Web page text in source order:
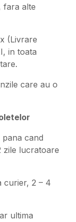
fara alte
(Livrare
in toata
care au o
cand
zile lucratoare
curier, 2 – 4
ultima